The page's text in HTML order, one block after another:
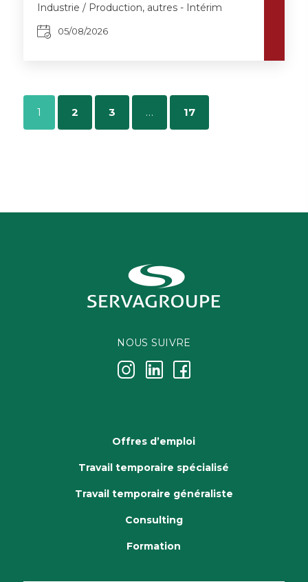
Industrie / Production, autres - Intérim
05/08/2026
1 2 3 … 17
NOUS SUIVRE
j k i
Offres d’emploi
Travail temporaire spécialisé
Travail temporaire généraliste
Consulting
Formation